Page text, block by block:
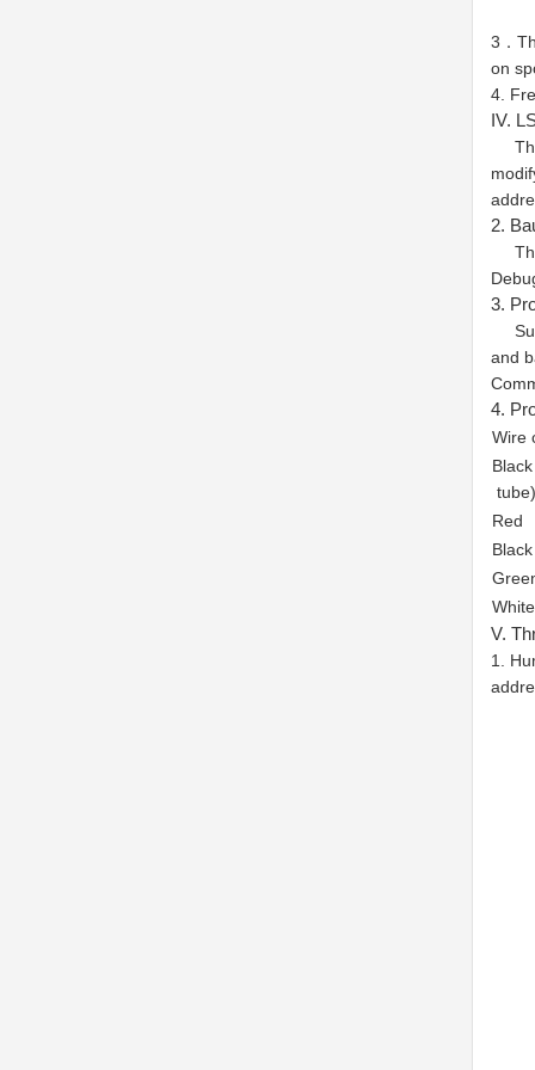
3．
on
4.
IV.
The
2.
The
3.
and
4.
Wire
tube)
Red
Black
White
V.
1.